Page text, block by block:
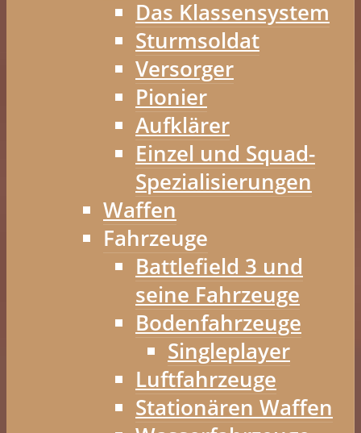
Das Klassensystem
Sturmsoldat
Versorger
Pionier
Aufklärer
Einzel und Squad-
Spezialisierungen
Waffen
Fahrzeuge
Battlefield 3 und
seine Fahrzeuge
Bodenfahrzeuge
Singleplayer
Luftfahrzeuge
Stationären Waffen